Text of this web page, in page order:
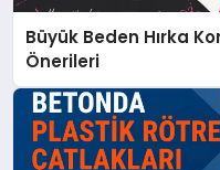
Büyük Beden Hırka
Önerileri